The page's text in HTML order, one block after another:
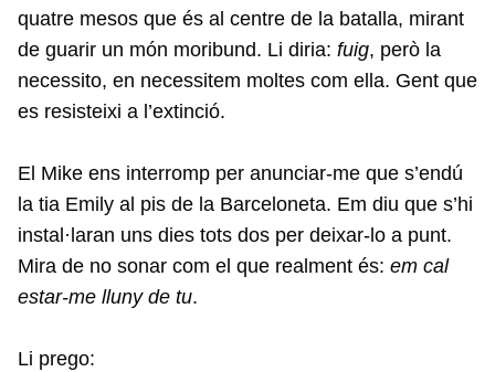
quatre mesos que és al centre de la batalla, mirant
de guarir un món moribund. Li diria: fuig, però la
necessito, en necessitem moltes com ella. Gent que
es resisteixi a l’extinció.
El Mike ens interromp per anunciar-me que s’endú
la tia Emily al pis de la Barceloneta. Em diu que s’hi
instal·laran uns dies tots dos per deixar-lo a punt.
Mira de no sonar com el que realment és: em cal
estar-me lluny de tu.
Li prego: